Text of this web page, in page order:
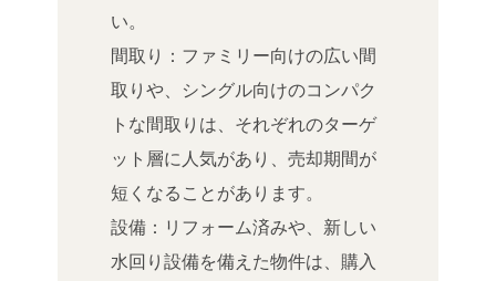
い。
間取り：ファミリー向けの広い間
取りや、シングル向けのコンパク
トな間取りは、それぞれのターゲ
ット層に人気があり、売却期間が
短くなることがあります。
設備：リフォーム済みや、新しい
水回り設備を備えた物件は、購入